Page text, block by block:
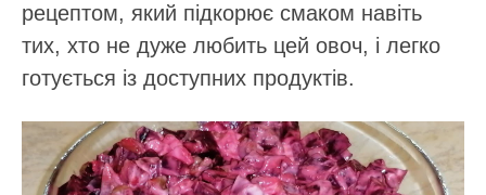
рецептом, який підкорює смаком навіть
тих, хто не дуже любить цей овоч, і легко
готується із доступних продуктів.